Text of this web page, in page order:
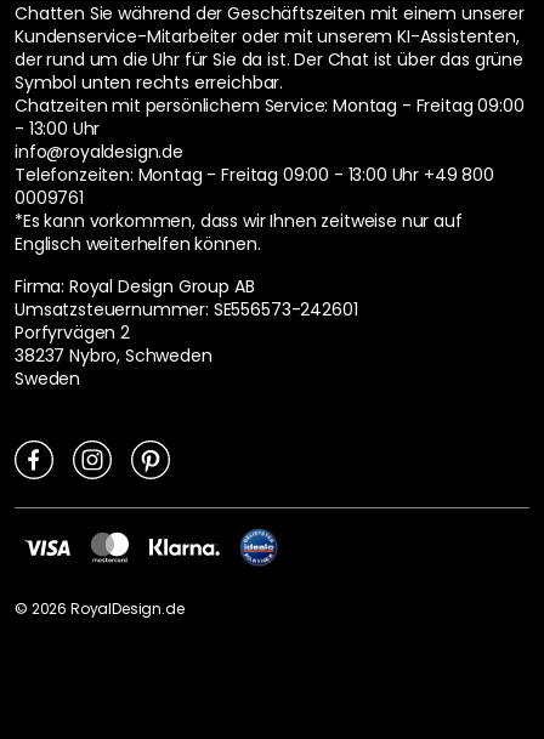
Chatten Sie während der Geschäftszeiten mit einem unserer
Kundenservice-Mitarbeiter oder mit unserem KI-Assistenten,
der rund um die Uhr für Sie da ist. Der Chat ist über das grüne
Symbol unten rechts erreichbar.
Chatzeiten mit persönlichem Service: Montag - Freitag 09:00
- 13:00 Uhr
info@royaldesign.de
Telefonzeiten: Montag - Freitag 09:00 - 13:00 Uhr +49 800
0009761
*Es kann vorkommen, dass wir Ihnen zeitweise nur auf
Englisch weiterhelfen können.
Firma: Royal Design Group AB
Umsatzsteuernummer: SE556573-242601
Porfyrvägen 2
38237 Nybro, Schweden
Sweden
© 2026 RoyalDesign.de